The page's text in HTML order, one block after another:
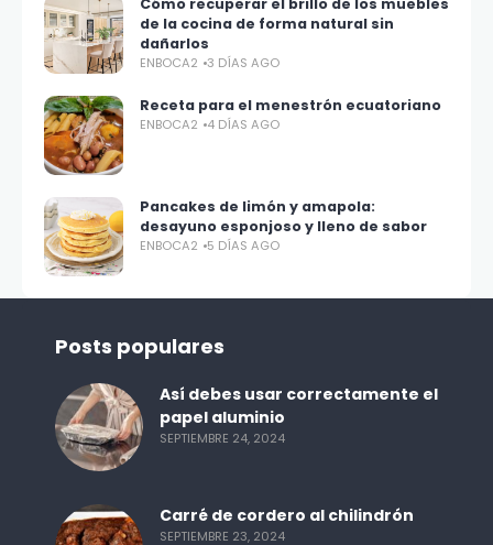
Cómo recuperar el brillo de los muebles
de la cocina de forma natural sin
dañarlos
ENBOCA2 3 DÍAS AGO
Receta para el menestrón ecuatoriano
ENBOCA2 4 DÍAS AGO
Pancakes de limón y amapola:
desayuno esponjoso y lleno de sabor
ENBOCA2 5 DÍAS AGO
Posts populares
Así debes usar correctamente el
papel aluminio
SEPTIEMBRE 24, 2024
Carré de cordero al chilindrón
SEPTIEMBRE 23, 2024